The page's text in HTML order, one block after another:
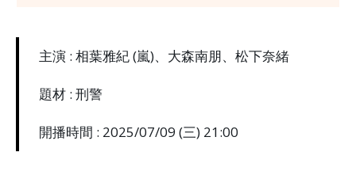
主演 : 相葉雅紀 (嵐)、大森南朋、松下奈緒
題材 : 刑警
開播時間 : 2025/07/09 (三) 21:00